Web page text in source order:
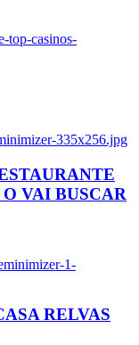
top-casinos-
335x256.jpg
VAI BUSCAR
1-
RELVAS